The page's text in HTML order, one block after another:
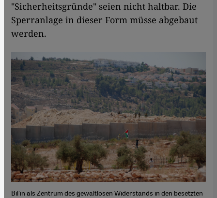
"Sicherheitsgründe" seien nicht haltbar. Die
Sperranlage in dieser Form müsse abgebaut
werden.
Bil'in als Zentrum des gewaltlosen Widerstands in den besetzten